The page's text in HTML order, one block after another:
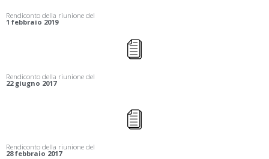
Rendiconto della riunione del
1 febbraio 2019
Rendiconto della riunione del
22 giugno 2017
Rendiconto della riunione del
28 febbraio 2017